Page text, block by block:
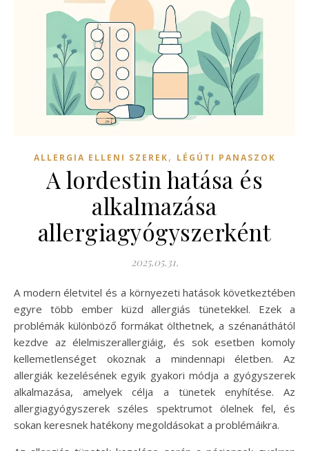
ALLERGIA ELLENI SZEREK, LÉGÚTI PANASZOK
A lordestin hatása és
alkalmazása
allergiagyógyszerként
2025.05.31.
A modern életvitel és a környezeti hatások következtében
egyre több ember küzd allergiás tünetekkel. Ezek a
problémák különböző formákat ölthetnek, a szénanáthától
kezdve az élelmiszerallergiáig, és sok esetben komoly
kellemetlenséget okoznak a mindennapi életben. Az
allergiák kezelésének egyik gyakori módja a gyógyszerek
alkalmazása, amelyek célja a tünetek enyhítése. Az
allergiagyógyszerek széles spektrumot ölelnek fel, és
sokan keresnek hatékony megoldásokat a problémáikra.